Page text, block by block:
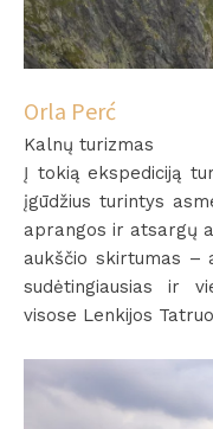
Orla Perć
Kalnų turizmas
Į tokią ekspediciją
įgūdžius turintys
aprangos ir atsargų
aukščio skirtumas –
sudėtingiausias ir
visose Lenkijos